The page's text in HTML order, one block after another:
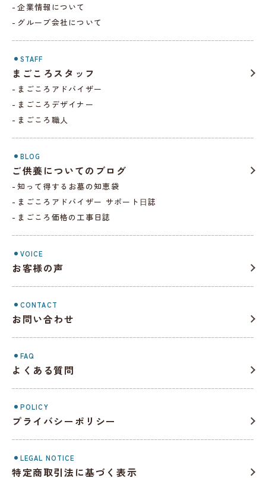
企業情報について
グループ会社について
STAFF
まごころスタッフ
まごころアドバイザー
まごころデザイナー
まごころ職人
BLOG
ご供養についてのブログ
知って得するお墓の知恵袋
まごころアドバイザー サポート⽇誌
まごころ価格の工事日誌
VOICE
お客様の声
CONTACT
お問い合わせ
FAQ
よくある質問
POLICY
プライバシーポリシー
LEGAL NOTICE
特定商取引法に基づく表示